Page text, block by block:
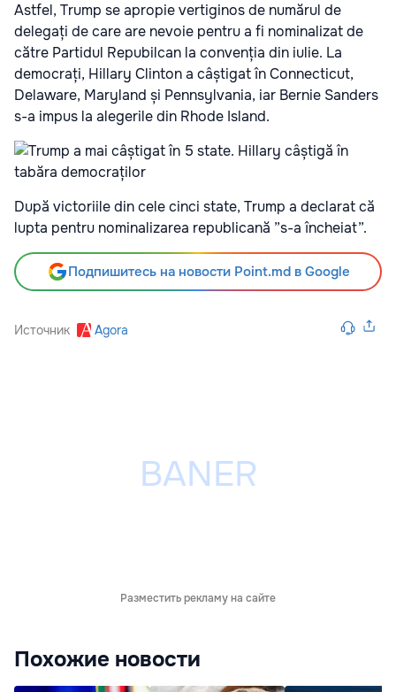
Astfel, Trump se apropie vertiginos de numărul de
delegați de care are nevoie pentru a fi nominalizat de
către Partidul Repubilcan la convenția din iulie. La
democrați, Hillary Clinton a câștigat în Connecticut,
Delaware, Maryland și Pennsylvania, iar Bernie Sanders
s-a impus la alegerile din Rhode Island.
După victoriile din cele cinci state, Trump a declarat că
lupta pentru nominalizarea republicană ”s-a încheiat”.
Подпишитесь на новости Point.md в Google
Источник Agora
Разместить рекламу на сайте
Похожие новости